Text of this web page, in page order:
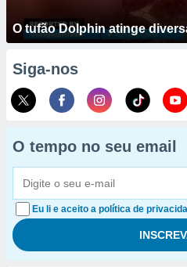
O tufão Dolphin atinge
Siga-nos
O tempo no seu email
Eu li e aceito a política de